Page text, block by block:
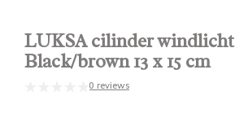
LUKSA cilinder windlicht
Black/brown 13 x 15 cm
0 reviews